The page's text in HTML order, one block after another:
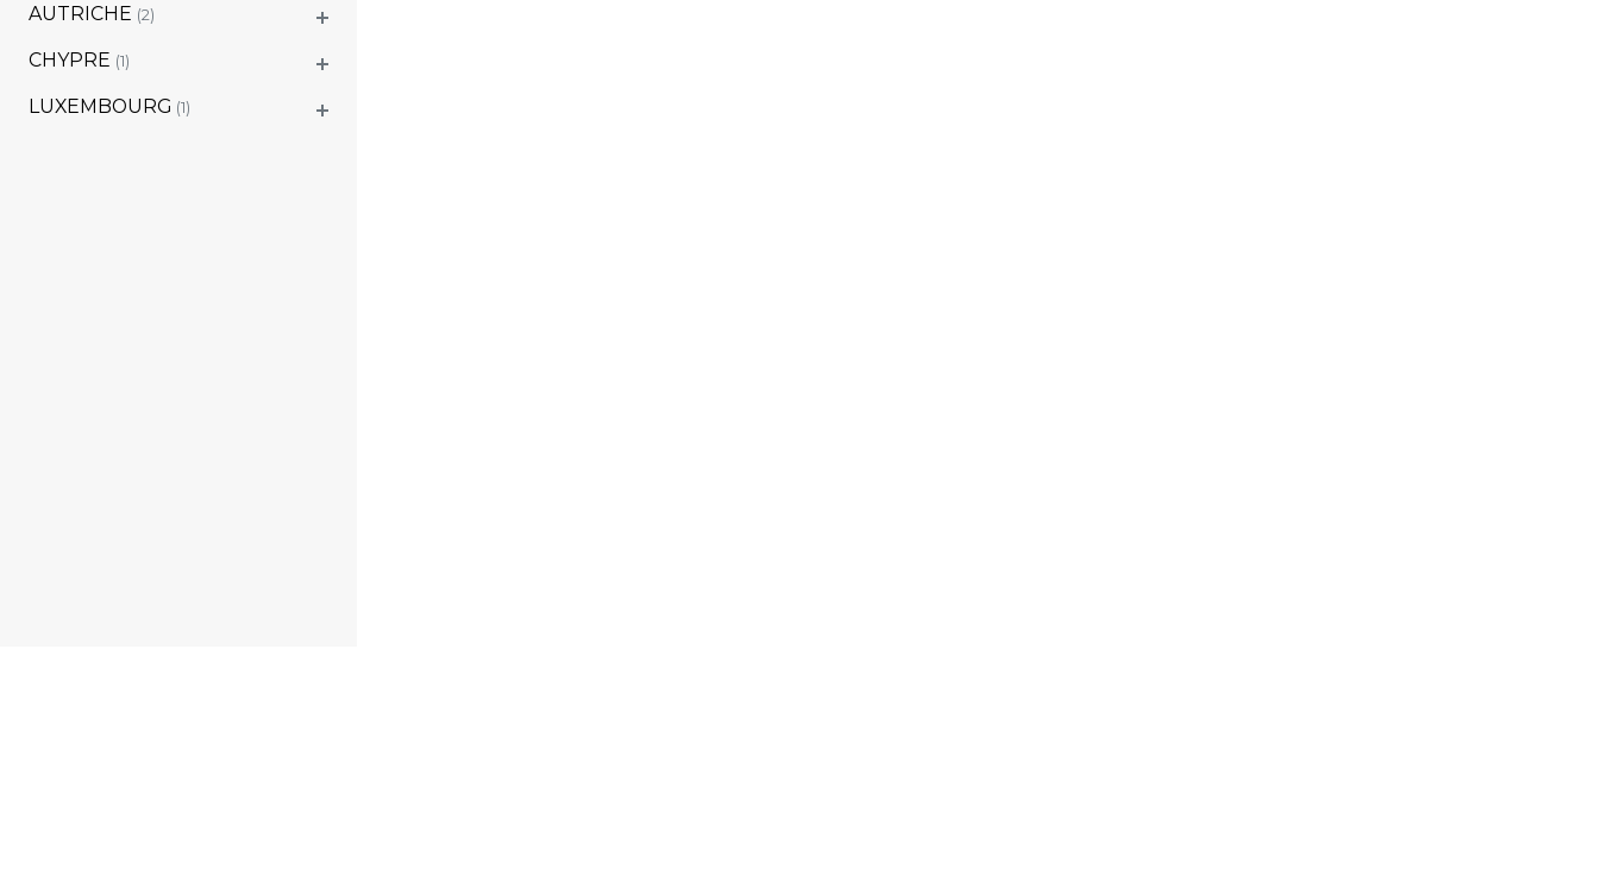
AUTRICHE (2)
CHYPRE (1)
LUXEMBOURG (1)